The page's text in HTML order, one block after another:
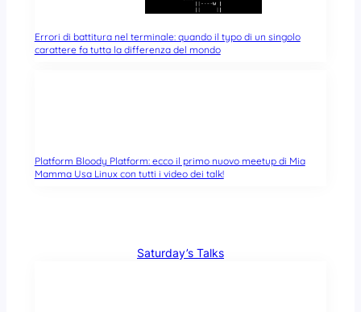
Errori di battitura nel terminale: quando il typo di un singolo
carattere fa tutta la differenza del mondo
Platform Bloody Platform: ecco il primo nuovo meetup di Mia
Mamma Usa Linux con tutti i video dei talk!
Saturday’s Talks